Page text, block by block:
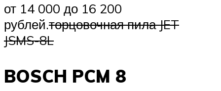
от 14 000 до 16 200
рублей.торцовочная пила JET
JSMS-8L
BOSCH PCM 8